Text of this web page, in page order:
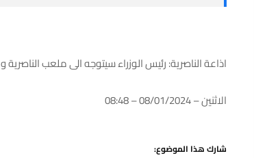
اذاعة الناصرية: رئيس الوزراء سيتوجه الى ملعب
الاثنين – 08/01/2024 – 08:48
شارك هذا الموضوع: